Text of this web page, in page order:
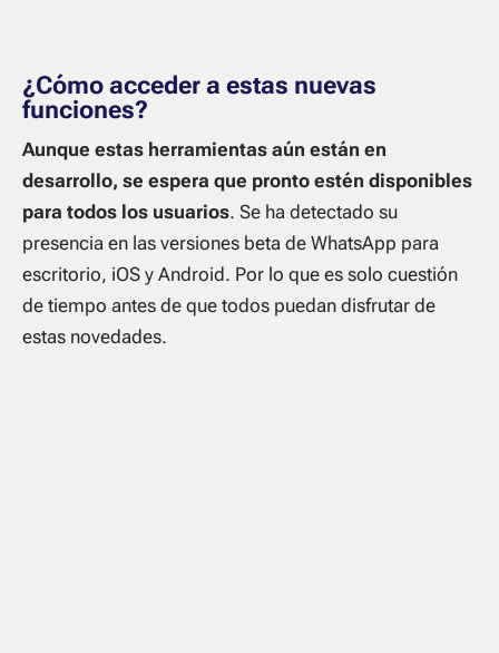
¿Cómo acceder a estas nuevas
funciones?
Aunque estas herramientas aún están en
desarrollo, se espera que pronto estén disponibles
para todos los usuarios. Se ha detectado su
presencia en las versiones beta de WhatsApp para
escritorio, iOS y Android. Por lo que es solo cuestión
de tiempo antes de que todos puedan disfrutar de
estas novedades.